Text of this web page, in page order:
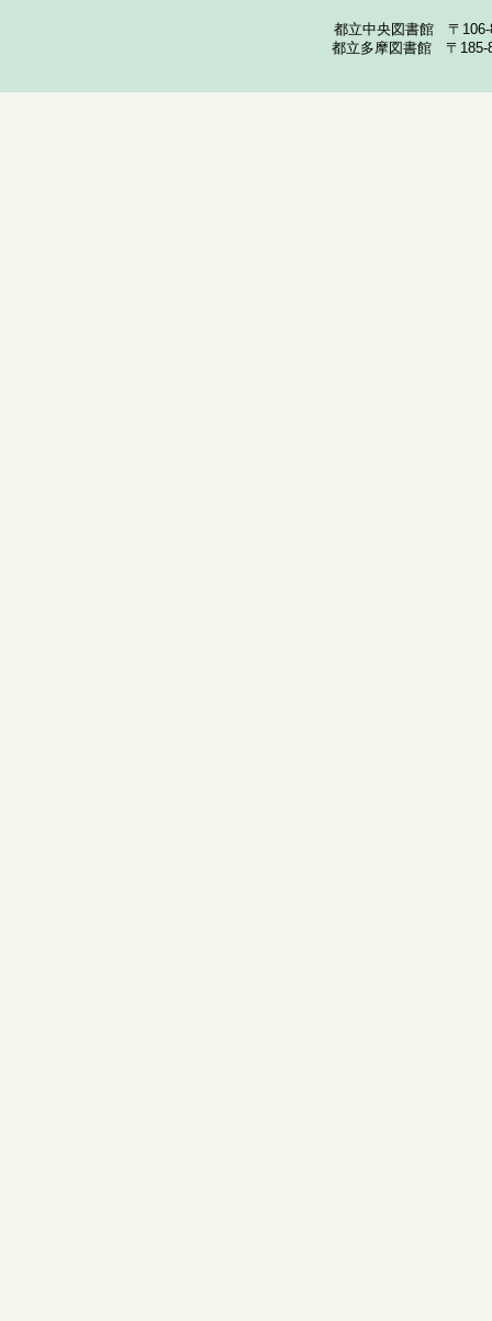
都立中央図書館 〒
都立多摩図書館 〒185-